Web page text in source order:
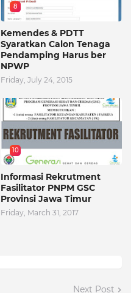
8
Kemendes & PDTT
Syaratkan Calon Tenaga
Pendamping Harus ber
NPWP
Friday, July 24, 2015
10
Informasi Rekrutment
Fasilitator PNPM GSC
Provinsi Jawa Timur
Friday, March 31, 2017
Next Post